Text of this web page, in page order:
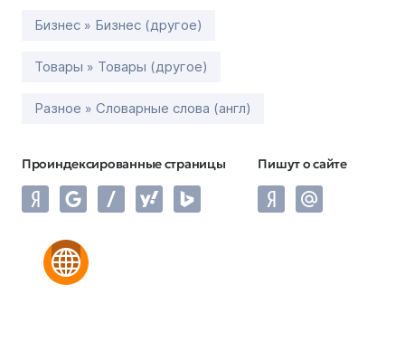
Бизнес » Бизнес (другое)
Товары » Товары (другое)
Разное » Словарные слова (англ)
Проиндексированные страницы Пишут о сайте